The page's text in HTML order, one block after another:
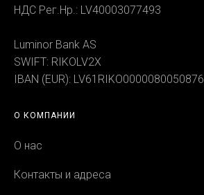
НДС Рег.Нр.: LV40003077493
Luminor Bank AS
SWIFT: RIKOLV2X
IBAN (EUR): LV61RIKO0000080050876
О КОМПАНИИ
О нас
Контакты и адреса